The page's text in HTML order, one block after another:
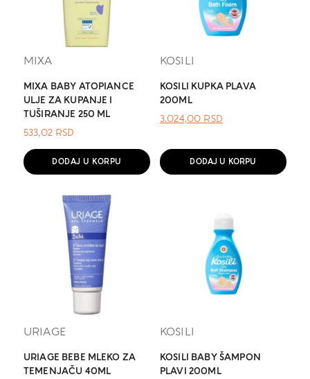
MIXA
MIXA BABY ATOPIANCE
ULJE ZA KUPANJE I
TUŠIRANJE 250 ML
533,02 RSD
DODAJ U KORPU
KOSILI
KOSILI KUPKA PLAVA
200ML
ОРИГИНАЛНА
БИЛА:
.
3.024,00 RSDТРЕНУТНА
3.024,00 RSD.
DODAJ U KORPU
URIAGE
URIAGE BEBE MLEKO ZA
TEMENJAČU 40ML
KOSILI
KOSILI BABY ŠAMPON
PLAVI 200ML